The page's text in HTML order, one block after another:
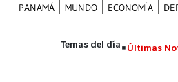
PANAMÁ MUNDO ECONOMÍA
Últimas